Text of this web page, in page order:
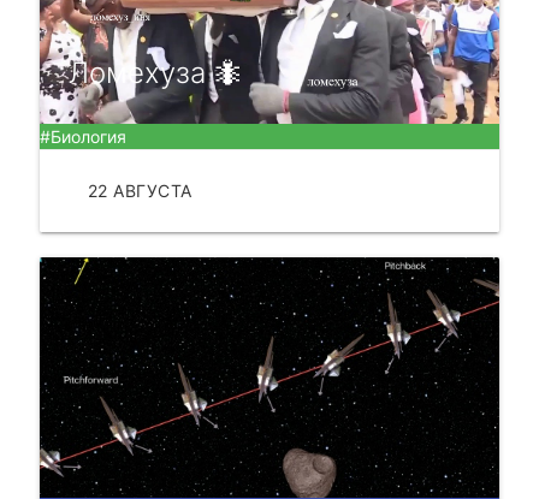
Ломехуза 🐜
#Биология
22 АВГУСТА